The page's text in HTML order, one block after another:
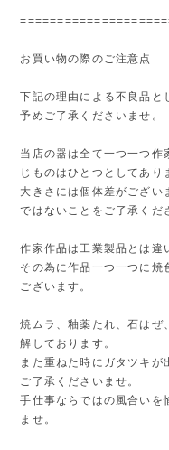
お買い物の際のご注意点
下記の理由による不良品と
予めご了承くださいませ。
当店の器は全て一つ一つ作
じものはひとつとしてあり
大きさには個体差がござい
ではないことをご了承くだ
作家作品は工業製品とは違
その為に作品一つ一つに焼
ございます。
焼ムラ、釉薬たれ、石はぜ
解しております。
また重ねた時にガタツキが
ご了承くださいませ。
手仕事ならではの風合いを
ませ。